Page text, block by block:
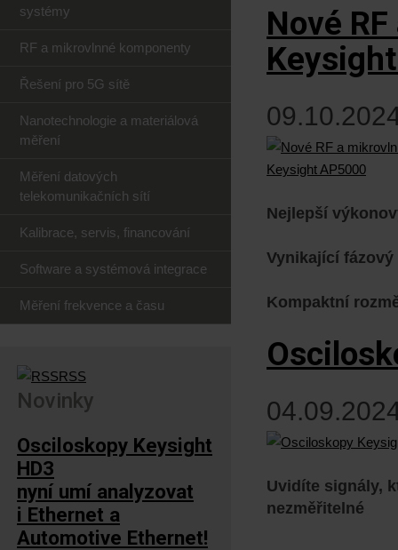
Nové
Nejlepší
Vynikající fázový
Kompaktní
Uvidíte signály,
nezměřitelné
systémy
RF a mikrovlnné komponenty
Řešení pro 5G sítě
Nanotechnologie a materiálová
měření
Měření datových
telekomunikačních sítí
Kalibrace, servis, financování
Software a systémová integrace
Měření frekvence a času
RSS
Novinky
Osciloskopy Keysight
HD3
nyní umí analyzovat
i Ethernet a
Automotive Ethernet!